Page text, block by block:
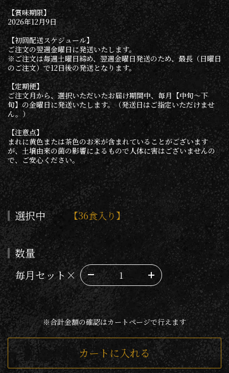
【賞味期限】
2026年12月9日
【初回配送スケジュール】
ご注文の翌週金曜日に発送いたします。
※ご注文は毎週土曜日締め、翌週金曜日発送のため、最長（日曜日
のご注文）で12日後の発送となります。
【定期便】
ご注文月から、選択いただいたお届け期間中、毎月【中旬〜下
旬】の金曜日に発送いたします。（発送日はご指定いただけませ
ん。）
【注意点】
まれに黄色または茶色のお米が含まれていることがございます
が、土壌由来の菌の影響によるもので人体に害はございませんの
で、ご安心ください。
選択中 【36食入り】
数量
毎月セット×
※合計金額の確認はカートページで行えます
カートに入れる